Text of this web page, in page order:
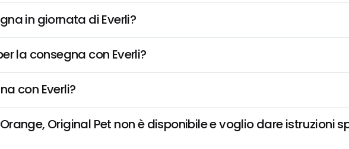
in giornata di Everli?
la consegna con Everli?
con Everli?
Original Pet non è disponibile e voglio dare istruzioni